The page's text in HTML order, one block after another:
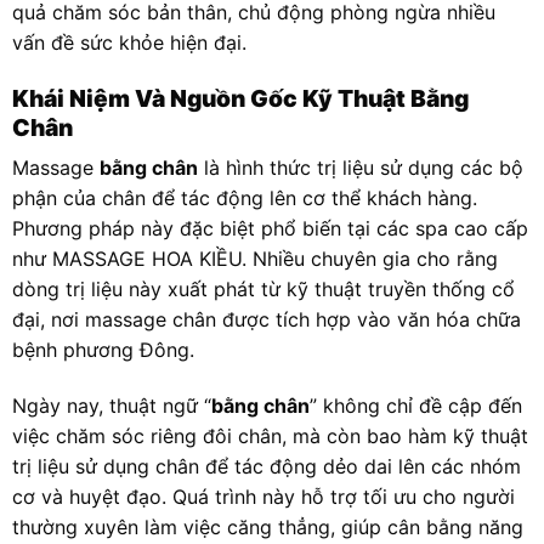
quả chăm sóc bản thân, chủ động phòng ngừa nhiều
vấn đề sức khỏe hiện đại.
Khái Niệm Và Nguồn Gốc Kỹ Thuật Bằng
Chân
Massage bằng chân là hình thức trị liệu sử dụng các bộ
phận của chân để tác động lên cơ thể khách hàng.
Phương pháp này đặc biệt phổ biến tại các spa cao cấp
như MASSAGE HOA KIỀU. Nhiều chuyên gia cho rằng
dòng trị liệu này xuất phát từ kỹ thuật truyền thống cổ
đại, nơi massage chân được tích hợp vào văn hóa chữa
bệnh phương Đông.
Ngày nay, thuật ngữ “bằng chân” không chỉ đề cập đến
việc chăm sóc riêng đôi chân, mà còn bao hàm kỹ thuật
trị liệu sử dụng chân để tác động dẻo dai lên các nhóm
cơ và huyệt đạo. Quá trình này hỗ trợ tối ưu cho người
thường xuyên làm việc căng thẳng, giúp cân bằng năng